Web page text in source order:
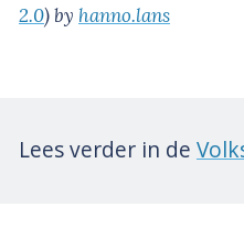
2.0) by hanno.lans
Lees verder in de